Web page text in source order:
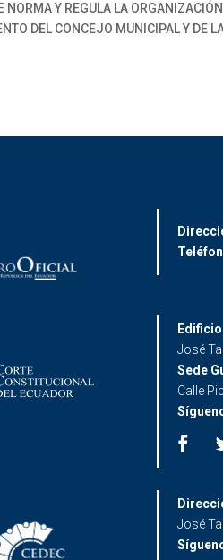
NORMA Y REGULA LA
DEL CONCEJO MUNICIPAL Y DE
José
Sede
Calle
José